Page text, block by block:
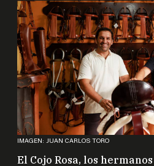
IMAGEN: JUAN CARLOS TORO
El Cojo Rosa, los